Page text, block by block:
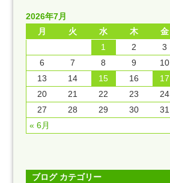
2026年7月
月
火 水 木 金
« 6月
1 2 3
6
7 8 9 10
13
14 15 16 17
20
21 22 23 24
27
28 29 30 31
ブログ カテゴリー